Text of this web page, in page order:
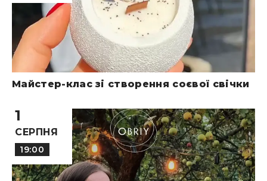
Майстер-клас зі створення соєвої свічки
1
СЕРПНЯ
19:00